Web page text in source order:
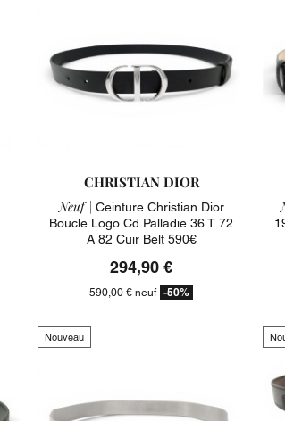
CHRISTIAN DIOR
Neuf | Ceinture Christian Dior
Boucle Logo Cd Palladie 36 T 72
A 82 Cuir Belt 590€
294,90 €
590,00 € neuf -50%
Nouveau